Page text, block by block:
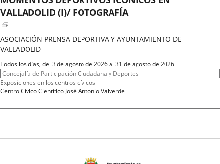
VALLADOLID (I)/ FOTOGRAFÍA
ASOCIACIÓN PRENSA DEPORTIVA Y AYUNTAMIENTO DE
VALLADOLID
Fechas
del
evento
Todos los días, del 3 de agosto de 2026 al 31 de agosto de 2026
Organizador
de
actividad
Concejalía de Participación Ciudadana y Deportes
Programa
Exposiciones en los centros cívicos
Espacio
Centro Cívico Científico José Antonio Valverde